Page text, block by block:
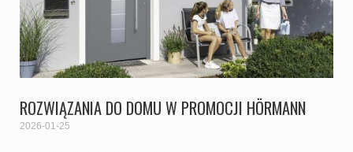
ROZWIĄZANIA DO DOMU W PROMOCJI HÖRMANN
2026-01-25